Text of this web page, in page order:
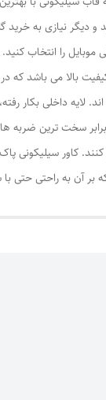
و دیگر نیازی به
موبایل را انتخاب
بالا می باشد
لایه داخلی بکار
کاور سیلیکونی
بر آن به راحتی حتی